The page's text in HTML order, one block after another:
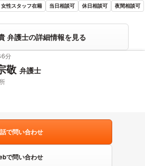
女性スタッフ在籍 当日相談可 休日相談可
夜間相談可
弁護士の詳細情報を見る
6分
敬 弁護士
で問い合わせ
で問い合わせ